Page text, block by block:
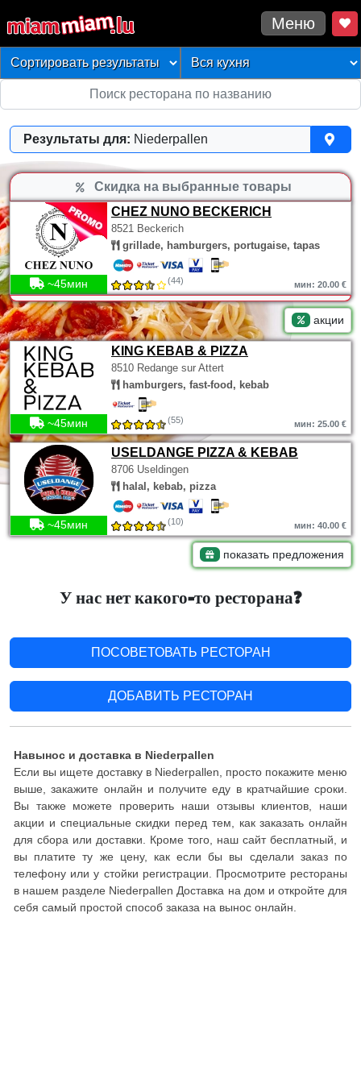
Меню
Результаты для: Niederpallen
Скидка на выбранные товары
CHEZ NUNO BECKERICH
8521 Beckerich
grillade, hamburgers, portugaise, tapas
~45мин (44) мин: 20.00 €
акции
KING KEBAB & PIZZA
8510 Redange sur Attert
hamburgers, fast-food, kebab
~45мин (55) мин: 25.00 €
USELDANGE PIZZA & KEBAB
8706 Useldingen
halal, kebab, pizza
~45мин (10) мин: 40.00 €
показать предложения
У нас нет какого-то ресторана?
ПОСОВЕТОВАТЬ РЕСТОРАН
ДОБАВИТЬ РЕСТОРАН
Навынос и доставка в Niederpallen
Если вы ищете доставку в Niederpallen, просто покажите меню
выше, закажите онлайн и получите еду в кратчайшие сроки.
Вы также можете проверить наши отзывы клиентов, наши
акции и специальные скидки перед тем, как заказать онлайн
для сбора или доставки. Кроме того, наш сайт бесплатный, и
вы платите ту же цену, как если бы вы сделали заказ по
телефону или у стойки регистрации. Просмотрите рестораны
в нашем разделе Niederpallen Доставка на дом и откройте для
себя самый простой способ заказа на вынос онлайн.